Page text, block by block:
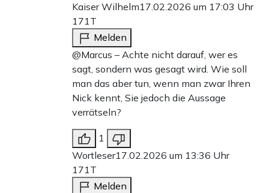
Kaiser Wilhelm17.02.2026 um 17:03 Uhr
171T
Melden
@Marcus – Achte nicht darauf, wer es
sagt, sondern was gesagt wird. Wie soll
man das aber tun, wenn man zwar Ihren
Nick kennt, Sie jedoch die Aussage
verrätseln?
1
Wortleser17.02.2026 um 13:36 Uhr
171T
Melden